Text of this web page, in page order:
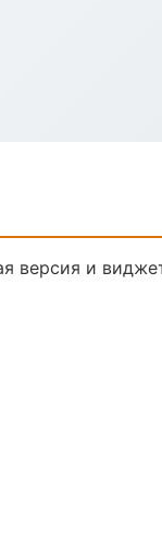
версия и